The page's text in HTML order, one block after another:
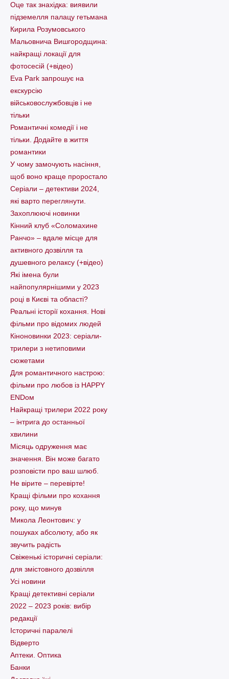
Оце так знахідка: виявили
підземелля палацу гетьмана
Кирила Розумовського
Мальовнича Вишгородщина:
найкращі локації для
фотосесій (+відео)
Eva Park запрошує на
екскурсію
військовослужбовців і не
тільки
Романтичні комедії і не
тільки. Додайте в життя
романтики
У чому замочують насіння,
щоб воно краще проростало
Серіали – детективи 2024,
які варто пеpеглянути.
Захоплюючі новинки
Кінний клуб «Соломахине
Ранчо» – вдале місце для
активного дозвілля та
душевного релаксу (+відео)
Які імена були
найпопулярнішими у 2023
році в Києві та області?
Реальні історії кохання. Нові
фільми про відомих людей
Кіноновинки 2023: серіали-
трилери з нетиповими
сюжетами
Для романтичного настрою:
фільми про любов із HAPPY
ENDом
Найкращі трилери 2022 року
– інтрига до останньої
хвилини
Місяць одруження має
значення. Він може багато
розповісти про ваш шлюб.
Не вірите – перевірте!
Кращі фільми про кохання
року, що минув
Микола Леонтович: у
пошуках абсолюту, або як
звучить радість
Свіженькі історичні серіали:
для змістовного дозвілля
Усі новини
Кращі детективні серіали
2022 – 2023 років: вибір
редакції
Історичні паралелі
Відверто
Аптеки. Оптика
Банки